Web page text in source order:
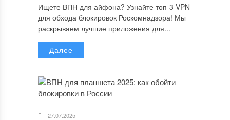
последующих моих комментариев.
Ищете ВПН для айфона? Узнайте топ-3 VPN
для обхода блокировок Роскомнадзора! Мы
раскрываем лучшие приложения для...
Далее
27.07.2025